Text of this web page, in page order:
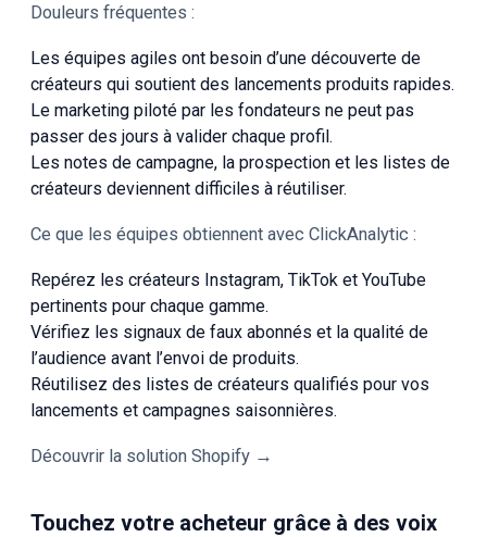
Douleurs fréquentes :
Les équipes agiles ont besoin d’une découverte de
créateurs qui soutient des lancements produits rapides.
Le marketing piloté par les fondateurs ne peut pas
passer des jours à valider chaque profil.
Les notes de campagne, la prospection et les listes de
créateurs deviennent difficiles à réutiliser.
Ce que les équipes obtiennent avec ClickAnalytic :
Repérez les créateurs Instagram, TikTok et YouTube
pertinents pour chaque gamme.
Vérifiez les signaux de faux abonnés et la qualité de
l’audience avant l’envoi de produits.
Réutilisez des listes de créateurs qualifiés pour vos
lancements et campagnes saisonnières.
Découvrir la solution Shopify →
Touchez votre acheteur grâce à des voix